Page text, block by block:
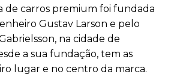
de carros premium foi fundada
Gustav Larson e pelo
na cidade de
a sua fundação, tem as
lugar e no centro da marca.